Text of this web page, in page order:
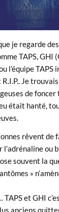
je regarde
TAPS, GHI
l’équipe TAPS
Je
de
était hanté,
rêvent de
l’adrénaline ou
souvent la
»
TAPS et GHI
anciens